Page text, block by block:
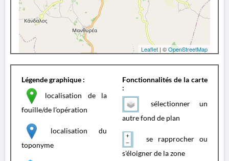
Leaflet | ©OpenStreetMap
Légende graphique :
localisation de la
fouille/de l'opération
localisation du
toponyme
Fonctionnalités de la carte
:
sélectionner un
autre fond de plan
se rapprocher ou
s'éloigner de la zone